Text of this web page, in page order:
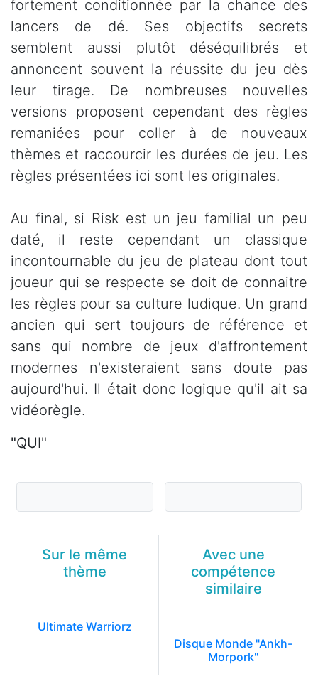
fortement conditionnée par la chance des
lancers de dé. Ses objectifs secrets
semblent aussi plutôt déséquilibrés et
annoncent souvent la réussite du jeu dès
leur tirage. De nombreuses nouvelles
versions proposent cependant des règles
remaniées pour coller à de nouveaux
thèmes et raccourcir les durées de jeu. Les
règles présentées ici sont les originales.
Au final, si Risk est un jeu familial un peu
daté, il reste cependant un classique
incontournable du jeu de plateau dont tout
joueur qui se respecte se doit de connaitre
les règles pour sa culture ludique. Un grand
ancien qui sert toujours de référence et
sans qui nombre de jeux d'affrontement
modernes n'existeraient sans doute pas
aujourd'hui. Il était donc logique qu'il ait sa
vidéorègle.
"QUI"
Sur le même
thème
Ultimate Warriorz
Avec une
compétence
similaire
Disque Monde "Ankh-
Morpork"